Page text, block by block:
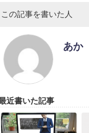
この記事を書いた人
あか
近書いた記事